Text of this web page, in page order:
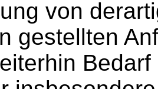
von
gestellten